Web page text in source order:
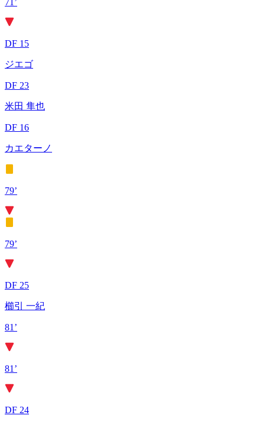
71’
DF 15
ジエゴ
DF 23
米田 隼也
DF 16
カエターノ
79’
79’
DF 25
櫛引 一紀
81’
81’
DF 24